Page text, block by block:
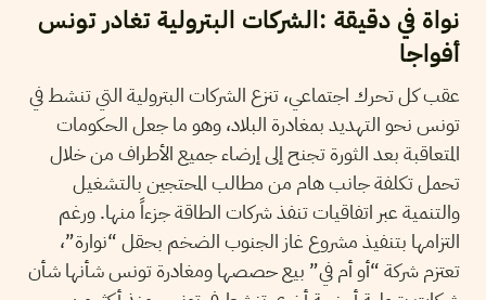
نواة في دقيقة :الشركات البترولية تغادر تونس
أفواجا
عقب كل تحرك اجتماعي، تنزع الشركات البترولية التي تنشط في
تونس نحو التهديد بمغادرة البلاد، وهو ما جعل الحكومات
المتعاقبة بعد الثورة تجنح إلى إرضاء جميع الأطراف من خلال
تحمل تكلفة جانب هام من مطالب المحتجين بالتشغيل
والتنمية عبر اتفاقيات تنفذ شركات الطاقة جزءاً منها. ورغم
التزامها بتنفيذ مشروع غاز الجنوب الضخم بحقل “نوارة”،
تعتزم شركة “أو أم في” بيع حصصها ومغادرة تونس شأنها شأن